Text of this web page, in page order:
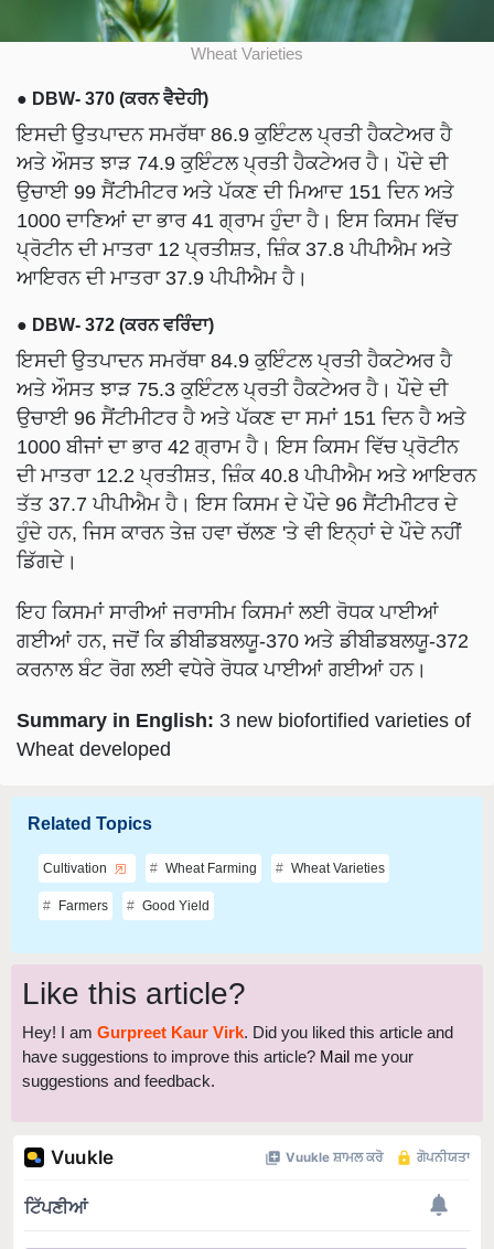
Wheat Varieties
● DBW- 370 (ਕਰਨ ਵੈਦੇਹੀ)
ਇਸਦੀ ਉਤਪਾਦਨ ਸਮਰੱਥਾ 86.9 ਕੁਇੰਟਲ ਪ੍ਰਤੀ ਹੈਕਟੇਅਰ ਹੈ
ਅਤੇ ਔਸਤ ਝਾੜ 74.9 ਕੁਇੰਟਲ ਪ੍ਰਤੀ ਹੈਕਟੇਅਰ ਹੈ। ਪੌਦੇ ਦੀ
ਉਚਾਈ 99 ਸੈਂਟੀਮੀਟਰ ਅਤੇ ਪੱਕਣ ਦੀ ਮਿਆਦ 151 ਦਿਨ ਅਤੇ
1000 ਦਾਣਿਆਂ ਦਾ ਭਾਰ 41 ਗ੍ਰਾਮ ਹੁੰਦਾ ਹੈ। ਇਸ ਕਿਸਮ ਵਿੱਚ
ਪ੍ਰੋਟੀਨ ਦੀ ਮਾਤਰਾ 12 ਪ੍ਰਤੀਸ਼ਤ, ਜ਼ਿੰਕ 37.8 ਪੀਪੀਐਮ ਅਤੇ
ਆਇਰਨ ਦੀ ਮਾਤਰਾ 37.9 ਪੀਪੀਐਮ ਹੈ।
● DBW- 372 (ਕਰਨ ਵਰਿੰਦਾ)
ਇਸਦੀ ਉਤਪਾਦਨ ਸਮਰੱਥਾ 84.9 ਕੁਇੰਟਲ ਪ੍ਰਤੀ ਹੈਕਟੇਅਰ ਹੈ
ਅਤੇ ਔਸਤ ਝਾੜ 75.3 ਕੁਇੰਟਲ ਪ੍ਰਤੀ ਹੈਕਟੇਅਰ ਹੈ। ਪੌਦੇ ਦੀ
ਉਚਾਈ 96 ਸੈਂਟੀਮੀਟਰ ਹੈ ਅਤੇ ਪੱਕਣ ਦਾ ਸਮਾਂ 151 ਦਿਨ ਹੈ ਅਤੇ
1000 ਬੀਜਾਂ ਦਾ ਭਾਰ 42 ਗ੍ਰਾਮ ਹੈ। ਇਸ ਕਿਸਮ ਵਿੱਚ ਪ੍ਰੋਟੀਨ
ਦੀ ਮਾਤਰਾ 12.2 ਪ੍ਰਤੀਸ਼ਤ, ਜ਼ਿੰਕ 40.8 ਪੀਪੀਐਮ ਅਤੇ ਆਇਰਨ
ਤੱਤ 37.7 ਪੀਪੀਐਮ ਹੈ। ਇਸ ਕਿਸਮ ਦੇ ਪੌਦੇ 96 ਸੈਂਟੀਮੀਟਰ ਦੇ
ਹੁੰਦੇ ਹਨ, ਜਿਸ ਕਾਰਨ ਤੇਜ਼ ਹਵਾ ਚੱਲਣ 'ਤੇ ਵੀ ਇਨ੍ਹਾਂ ਦੇ ਪੌਦੇ ਨਹੀਂ
ਡਿੱਗਦੇ।
ਇਹ ਕਿਸਮਾਂ ਸਾਰੀਆਂ ਜਰਾਸੀਮ ਕਿਸਮਾਂ ਲਈ ਰੋਧਕ ਪਾਈਆਂ
ਗਈਆਂ ਹਨ, ਜਦੋਂ ਕਿ ਡੀਬੀਡਬਲਯੂ-370 ਅਤੇ ਡੀਬੀਡਬਲਯੂ-372
ਕਰਨਾਲ ਬੰਟ ਰੋਗ ਲਈ ਵਧੇਰੇ ਰੋਧਕ ਪਾਈਆਂ ਗਈਆਂ ਹਨ।
Summary in English: 3 new biofortified varieties of
Wheat developed
Related Topics
Cultivation Wheat Farming Wheat Varieties
Farmers Good Yield
Like this article?
Hey! I am Gurpreet Kaur Virk. Did you liked this article and
have suggestions to improve this article? Mail me your
suggestions and feedback.